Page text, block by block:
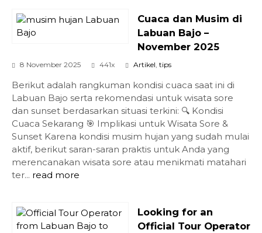
Cuaca dan Musim di
Labuan Bajo –
November 2025
8 November 2025 441x Artikel, tips
Berikut adalah rangkuman kondisi cuaca saat ini di
Labuan Bajo serta rekomendasi untuk wisata sore
dan sunset berdasarkan situasi terkini: 🔍 Kondisi
Cuaca Sekarang 🎯 Implikasi untuk Wisata Sore &
Sunset Karena kondisi musim hujan yang sudah mulai
aktif, berikut saran-saran praktis untuk Anda yang
merencanakan wisata sore atau menikmati matahari
ter... read more
Looking for an
Official Tour Operator